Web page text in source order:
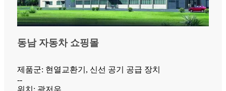
동남 자동차 쇼핑몰
제품군: 현열교환기, 신선 공기 공급 장치
--
위치: 광저우